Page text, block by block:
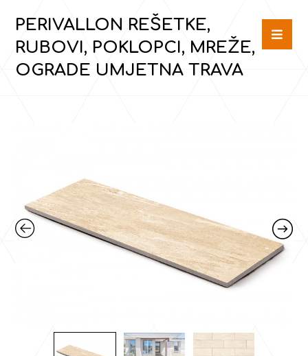
PERIVALLON REŠETKE,
RUBOVI, POKLOPCI, MREŽE,
OGRADE UMJETNA TRAVA